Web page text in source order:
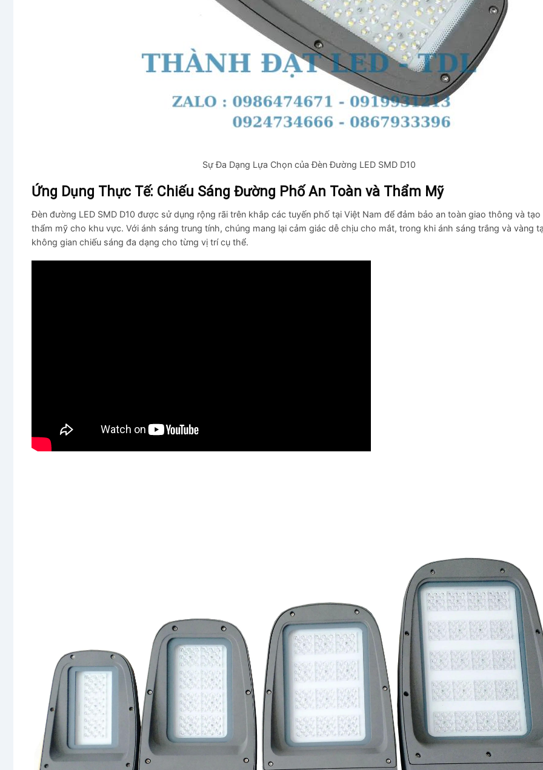
Sự Đa Dạng Lựa Chọn của Đèn Đường LED SMD D10
Ứng Dụng Thực Tế: Chiếu Sáng Đường Phố An Toàn và Thẩm Mỹ
Đèn đường LED SMD D10 được sử dụng rộng rãi trên khắp các tuyến phố tại Việt Nam để đảm bảo an toàn giao thông và tạo
thẩm mỹ cho khu vực. Với ánh sáng trung tính, chúng mang lại cảm giác dễ chịu cho mắt, trong khi ánh sáng trắng và vàng
không gian chiếu sáng đa dạng cho từng vị trí cụ thể.